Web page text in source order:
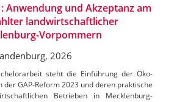
Anwendung und Akzeptanz am
landwirtschaftlicher
Vorpommern
2026
steht die Einführung der Öko-
der GAP-Reform 2023 und deren praktische
Betrieben in Mecklenburg-